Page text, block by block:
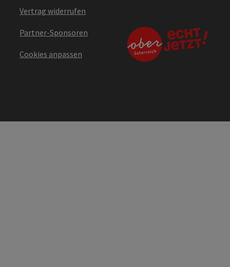
Vertrag widerrufen
Partner-Sponsoren
Cookies anpassen